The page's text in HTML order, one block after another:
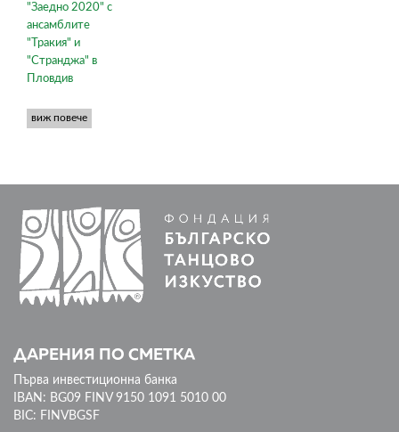
"Заедно 2020" с
ансамблите
"Тракия" и
"Странджа" в
Пловдив
виж повече
ДАРЕНИЯ ПО СМЕТКА
Първа инвестиционна банка
IBAN: BG09 FINV 9150 1091 5010 00
BIC: FINVBGSF